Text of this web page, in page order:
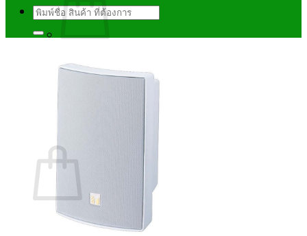
ไม่มีสินค้าในตะกร้า
กลับสู่หน้าร้านค้า
ไม่มีสินค้าในตะกร้า
ค้นหา: